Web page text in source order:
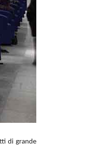
di grande